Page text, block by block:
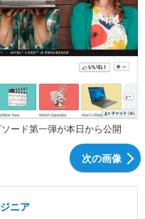
ード第一弾が本日から公開
次の画像
ニア